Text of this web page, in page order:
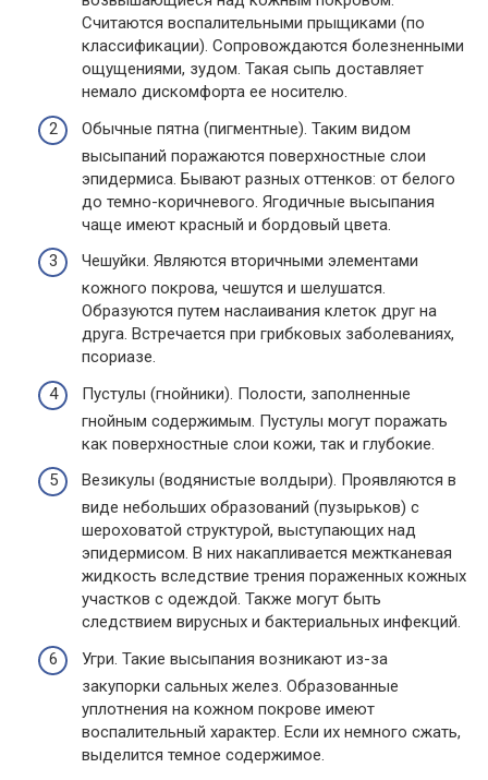
Считаются воспалительными прыщиками (по
классификации). Сопровождаются болезненными
ощущениями, зудом. Такая сыпь доставляет
немало дискомфорта ее носителю.
Обычные пятна (пигментные). Таким видом
высыпаний поражаются поверхностные слои
эпидермиса. Бывают разных оттенков: от белого
до темно-коричневого. Ягодичные высыпания
чаще имеют красный и бордовый цвета.
Чешуйки. Являются вторичными элементами
кожного покрова, чешутся и шелушатся.
Образуются путем наслаивания клеток друг на
друга. Встречается при грибковых заболеваниях,
псориазе.
Пустулы (гнойники). Полости, заполненные
гнойным содержимым. Пустулы могут поражать
как поверхностные слои кожи, так и глубокие.
Везикулы (водянистые волдыри). Проявляются в
виде небольших образований (пузырьков) с
шероховатой структурой, выступающих над
эпидермисом. В них накапливается межтканевая
жидкость вследствие трения пораженных кожных
участков с одеждой. Также могут быть
следствием вирусных и бактериальных инфекций.
Угри. Такие высыпания возникают из-за
закупорки сальных желез. Образованные
уплотнения на кожном покрове имеют
воспалительный характер. Если их немного сжать,
выделится темное содержимое.